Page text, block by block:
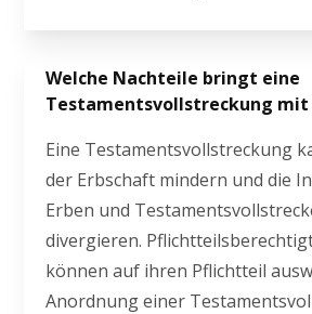
Welche Nachteile bringt eine
Testamentsvollstreckung mit
Eine Testamentsvollstreckung
der Erbschaft mindern und die
Erben und
divergieren.
können auf ihren Pflichtteil
Anordnung einer